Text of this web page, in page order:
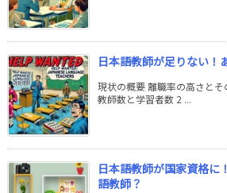
日本語教師が足りない！
現状の概要 離職率の高さと
教師数と学習者数 2 ...
日本語教師が国家資格に
語教師？